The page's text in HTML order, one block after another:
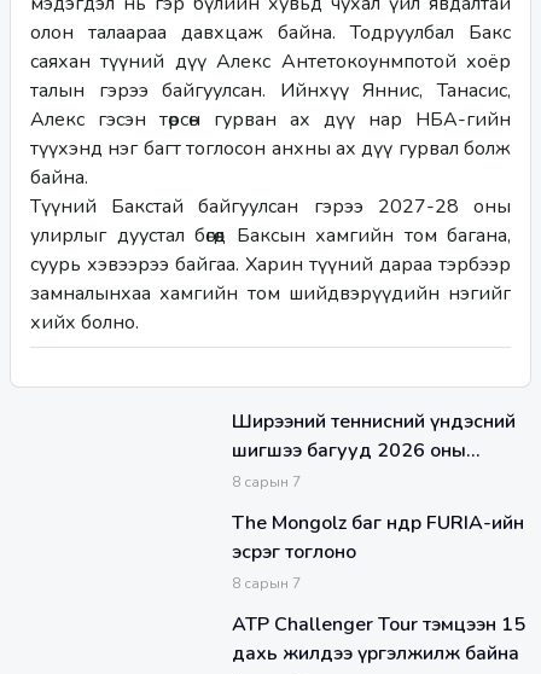
олон талаараа давхцаж байна. Тодруулбал Бакс
саяхан түүний дүү Алекс Антетокоунмпотой хоёр
талын гэрээ байгуулсан. Ийнхүү Яннис, Танасис,
Алекс гэсэн төрсөн гурван ах дүү нар НБА-гийн
түүхэнд нэг багт тоглосон анхны ах дүү гурвал болж
байна.
Түүний Бакстай байгуулсан гэрээ 2027-28 оны
улирлыг дуустал бөгөөд Баксын хамгийн том багана,
суурь хэвээрээ байгаа. Харин түүний дараа тэрбээр
замналынхаа хамгийн том шийдвэрүүдийн нэгийг
хийх болно.
Ширээний теннисний үндэсний
шигшээ багууд 2026 оны
ДАШТ-д өрсөлдөх эрхээ авлаа
8 сарын 7
The Mongolz баг өнөөдөр FURIA-ийн
эсрэг тоглоно
8 сарын 7
ATP Challenger Tour тэмцээн 15
дахь жилдээ үргэлжилж байна